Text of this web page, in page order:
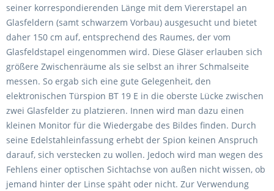
seiner korrespondierenden Länge mit dem Viererstapel an
Glasfeldern (samt schwarzem Vorbau) ausgesucht und bietet
daher 150 cm auf, entsprechend des Raumes, der vom
Glasfeldstapel eingenommen wird. Diese Gläser erlauben sich
größere Zwischenräume als sie selbst an ihrer Schmalseite
messen. So ergab sich eine gute Gelegenheit, den
elektronischen Türspion BT 19 E in die oberste Lücke zwischen
zwei Glasfelder zu platzieren. Innen wird man dazu einen
kleinen Monitor für die Wiedergabe des Bildes finden. Durch
seine Edelstahleinfassung erhebt der Spion keinen Anspruch
darauf, sich verstecken zu wollen. Jedoch wird man wegen des
Fehlens einer optischen Sichtachse von außen nicht wissen, ob
jemand hinter der Linse späht oder nicht. Zur Verwendung